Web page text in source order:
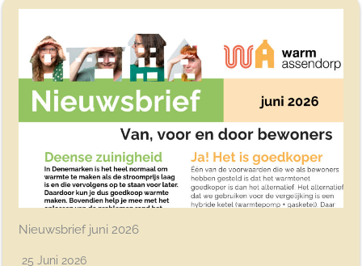
Nieuwsbrief juni 2026
25 Juni 2026